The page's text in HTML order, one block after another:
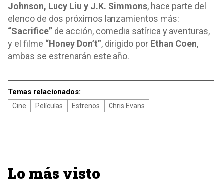
Johnson, Lucy Liu y J.K. Simmons, hace parte del
elenco de dos próximos lanzamientos más:
“Sacrifice” de acción, comedia satírica y aventuras,
y el filme “Honey Don’t”, dirigido por Ethan Coen,
ambas se estrenarán este año.
Temas relacionados:
Cine Películas Estrenos Chris Evans
Lo más visto